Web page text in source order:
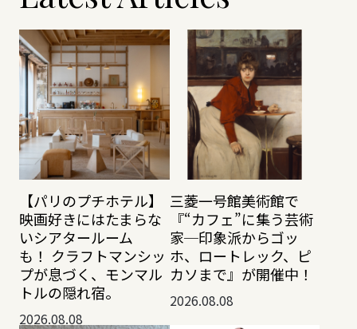
【パリのプチホテル】
映画好きにはたまらな
いシアタールーム
も！ クラフトマンシッ
プが息づく、モンマル
トルの隠れ宿。
2026.08.08
三菱一号館美術館で
『“カフェ”に集う芸術
家─印象派からゴッ
ホ、ロートレック、ピ
カソまで』が開催中！
2026.08.08